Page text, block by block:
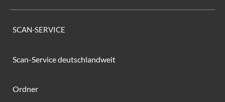
SCAN-SERVICE
Scan-Service deutschlandweit
Ordner